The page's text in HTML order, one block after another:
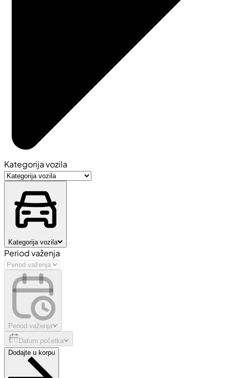
Kategorija vozila
Kategorija vozila
Period važenja
Period važenja
Datum početka
Dodajte u korpu